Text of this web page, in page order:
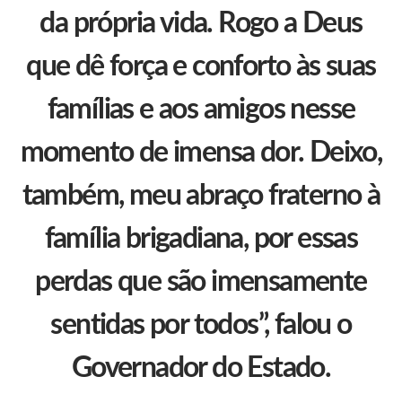
da própria vida. Rogo a Deus
que dê força e conforto às suas
famílias e aos amigos nesse
momento de imensa dor. Deixo,
também, meu abraço fraterno à
família brigadiana, por essas
perdas que são imensamente
sentidas por todos”, falou o
Governador do Estado.